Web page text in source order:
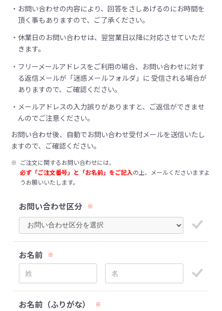
お問い合わせの内容により、回答をさしあげるのにお時間を
頂く事もありますので、ご了承ください。
休業日のお問い合わせは、翌営業日以降に対応させていただ
きます。
フリーメールアドレスをご利用の場合、お問い合わせに対す
る返信メールが「迷惑メールフォルダ」に 受信される場合が
ありますので、ご確認ください。
メールアドレスの入力誤りがありますと、ご返信ができませ
んのでご注意ください。
お問い合わせ後、自動でお問い合わせ受付メールを送信いたし
ますので、ご確認ください。
※ ご注文に関するお問い合わせには、
必ず「ご注文番号」と「お名前」をご記入の上、メールくださいますよ
うお願いいたします。
お問い合わせ区分 ※
お名前 ※
お名前（ふりがな） ※